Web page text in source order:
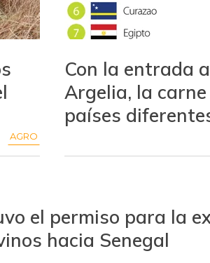
AGRO
Con la entrada
Argelia, la
países
el permiso para la
hacia Senegal